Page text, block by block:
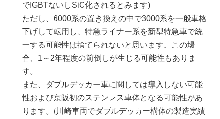
でIGBTないしSiC化されるとみます)
ただし、6000系の置き換えの中で3000系を一般車格
下げして転用し、特急ライナー系を新型特急車で統
一する可能性は捨てられないと思います。この場
合、1～2年程度の前倒しが生じる可能性もありま
す。
また、ダブルデッカー車に関しては導入しない可能
性および京阪初のステンレス車体となる可能性があ
ります。(川崎車両でダブルデッカー構体の製造実績